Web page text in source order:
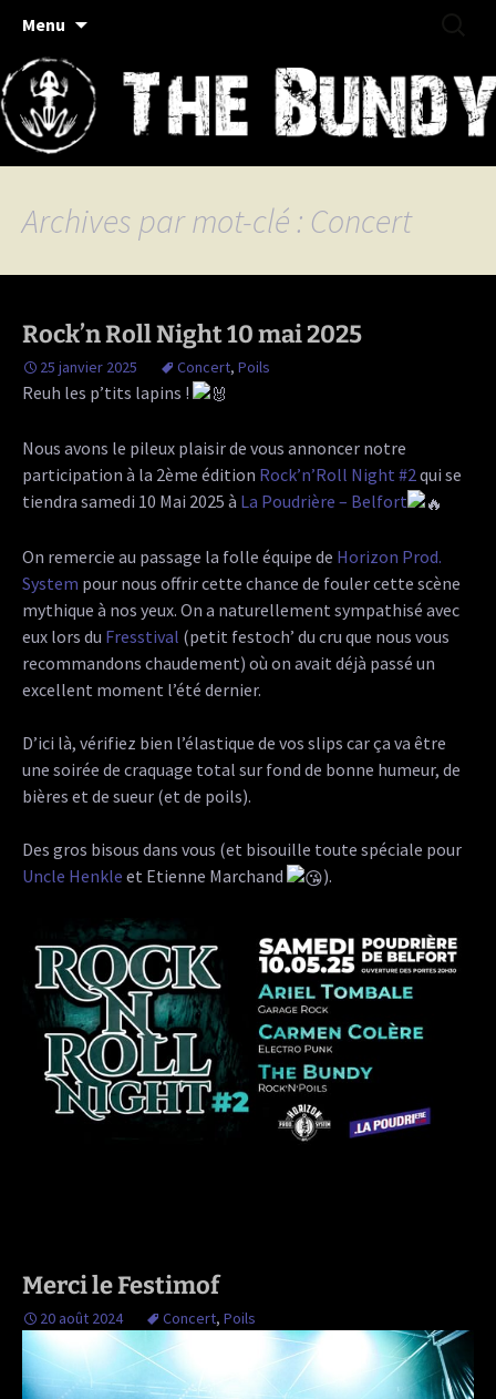
contenu
The Bundy
Rock/Folk/Grungy Haut-Saônois
Menu
Archives par mot-clé : Concert
Rock’n Roll Night 10 mai 2025
25 janvier 2025 Concert, Poils
Reuh les p’tits lapins !
Nous avons le pileux plaisir de vous annoncer notre
participation à la 2ème édition Rock’n’Roll Night #2qui se
tiendra samedi 10 Mai 2025 à La Poudrière – Belfort
On remercie au passage la folle équipe de Horizon Prod.
System pour nous offrir cette chance de fouler cette scène
mythique à nos yeux. On a naturellement sympathisé avec
eux lors du Fresstival (petit festoch’ du cru que nous vous
recommandons chaudement) où on avait déjà passé un
excellent moment l’été dernier.
D’ici là, vérifiez bien l’élastique de vos slips car ça va être
une soirée de craquage total sur fond de bonne humeur, de
bières et de sueur (et de poils).
Des gros bisous dans vous (et bisouille toute spéciale pour
Uncle Henkle et Etienne Marchand ).
Merci le Festimof
20 août 2024 Concert, Poils